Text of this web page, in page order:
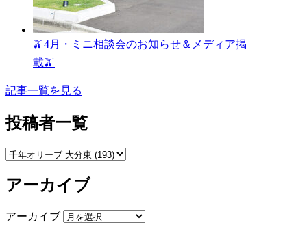
🫒4月・ミニ相談会のお知らせ＆メディア掲
載🫒
記事一覧を見る
投稿者一覧
アーカイブ
アーカイブ